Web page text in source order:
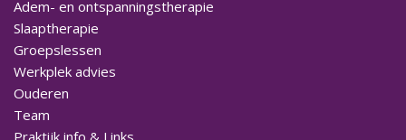
Adem- en ontspanningstherapie
Slaaptherapie
Groepslessen
Werkplek advies
Ouderen
Team
Praktijk info & Links